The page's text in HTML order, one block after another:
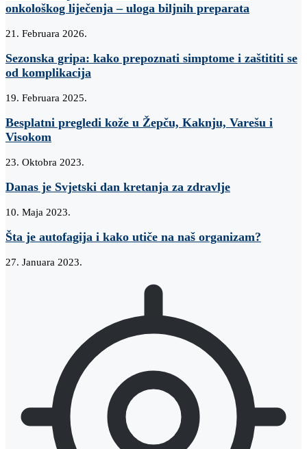
onkološkog liječenja – uloga biljnih preparata
21. Februara 2026.
​Sezonska gripa: kako prepoznati simptome i zaštititi se
od komplikacija
19. Februara 2025.
Besplatni pregledi kože u Žepču, Kaknju, Varešu i
Visokom
23. Oktobra 2023.
Danas je Svjetski dan kretanja za zdravlje
10. Maja 2023.
Šta je autofagija i kako utiče na naš organizam?
27. Januara 2023.